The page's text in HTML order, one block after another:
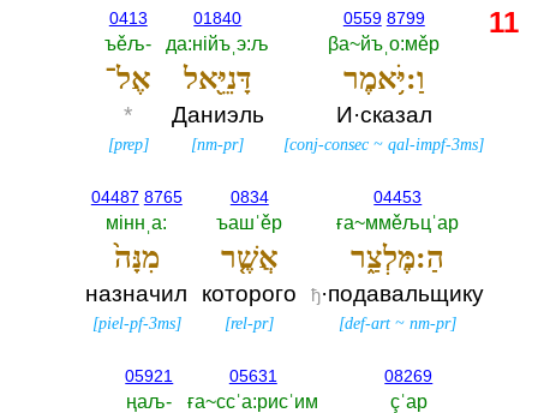
0559 8799
βа~йъˌо:мěр
וַ:יֹּ֥אמֶר
И·сказал
[conj-consec ~qal-impf-3ms]
01840
да:нiйъˌэ:љ
דָּנִיֵּ֖אל
Даниэль
[nm-pr]
0413
ъěљ-‎
אֶל־
*
[prep]
04453
ға~ммěљцˈар
הַ:מֶּלְצַ֑ר
ђ·подавальщику
[def-art ~nm-pr]
0834
ъашˈěр
אֲשֶׁ֤ר
которого
[rel-pr]
04487 8765
мiннˌа:‎
מִנָּה֙
назначил
[piel-pf-3ms]
08269
çˈар
05631
ға~ссˈа:рисˈим
05921
ңаљ-‎
11